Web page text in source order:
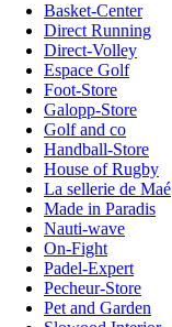
Basket-Center
Direct Running
Direct-Volley
Espace Golf
Foot-Store
Galopp-Store
Golf and co
Handball-Store
House of Rugby
La sellerie de Maé
Made in Paradis
Nauti-wave
On-Fight
Padel-Expert
Pecheur-Store
Pet and Garden